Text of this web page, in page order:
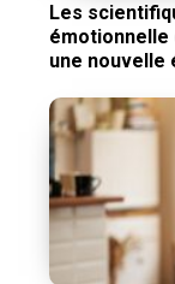
Les
émotionnelle
une nouvelle